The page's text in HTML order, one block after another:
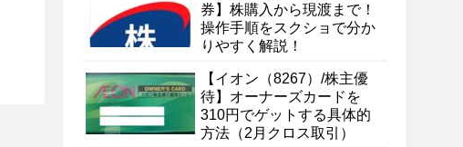
券】株購入から現渡まで！
操作手順をスクショで分か
りやすく解説！
【イオン（8267）/株主優
待】オーナーズカードを
310円でゲットする具体的
方法（2月クロス取引）